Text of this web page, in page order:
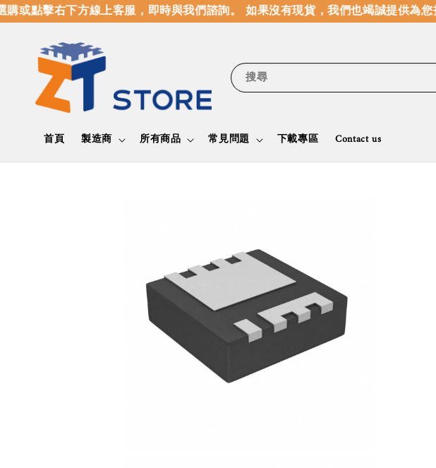
點擊右下方線上客服，即時與我們諮詢。 如果沒有現貨，我們也竭誠提供為您找
搜尋
首頁 製造商 所有商品 常見問題 下載專區 Contact us